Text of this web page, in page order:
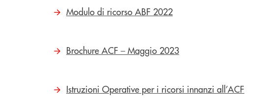
Modulo di ricorso ABF 2022
Brochure ACF – Maggio 2023
Istruzioni Operative per i ricorsi innanzi all’ACF